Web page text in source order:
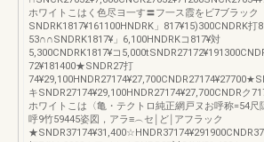
ホワイトこはく色尽ヨ一す〓フ一ス霞をビ7ブラック
SNDRK1817¥161100HNDRK」817¥15)300CNDRK打
53∩∩SNDRK1817¥」6,100HNDRKコ817¥対
5,300CNDRK1817¥コ
72¥181400★SNDR27打
キSNDR27174¥29,100HNDR27174¥27,700CNDRク
ホワイトこは〈亀・テクトロ純正網戸ヌお呼称=54尺
呼9竹59445姿図，アラ≡︵セ￨ど￨アフラック